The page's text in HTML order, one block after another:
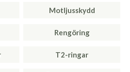
Motljusskydd
Rengöring
T2-ringar